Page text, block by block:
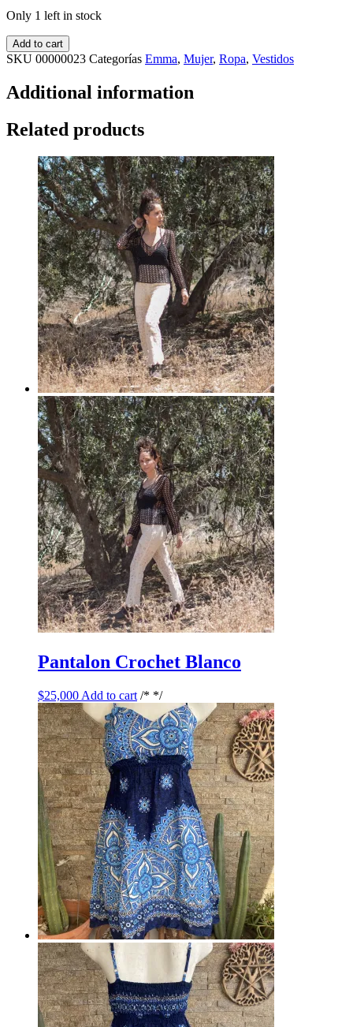
Only 1 left in stock
Add to cart
SKU 00000023 Categorías Emma, Mujer, Ropa, Vestidos
Additional information
Related products
Pantalon Crochet Blanco
$25,000 Add to cart /* */